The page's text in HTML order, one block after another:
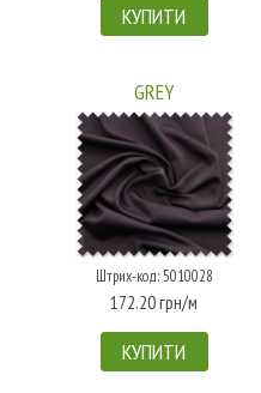
КУПИТИ
GREY
Штрих-код: 5010028
172.20 грн/м
КУПИТИ